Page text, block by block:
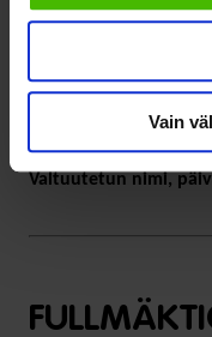
Vain
avulla turvataan
määritellään/
Valtuutetun nimi,